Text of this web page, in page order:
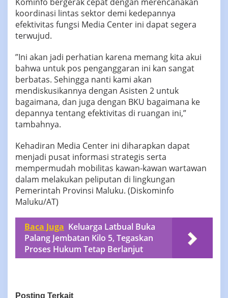
koordinasi lintas sektor demi kedepannya
efektivitas fungsi Media Center ini dapat segera
terwujud.
‎​”Ini akan jadi perhatian karena memang kita akui
bahwa untuk pos penganggaran ini kan sangat
berbatas. Sehingga nanti kami akan
mendiskusikannya dengan Asisten 2 untuk
bagaimana, dan juga dengan BKU bagaimana ke
depannya tentang efektivitas di ruangan ini,”
tambahnya.
‎Kehadiran Media Center ini diharapkan dapat
menjadi pusat informasi strategis serta
mempermudah mobilitas kawan-kawan wartawan
dalam melakukan peliputan di lingkungan
Pemerintah Provinsi Maluku. (Diskominfo
Maluku/AT)
Baca Juga Keluarga Latbual Buka
Palang Jembatan Kilo 5, Tegaskan
Proses Hukum Tetap Berlanjut
Posting Terkait